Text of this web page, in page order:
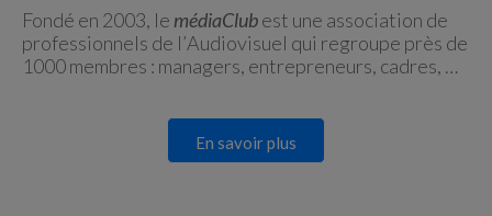
Fondé en 2003, le médiaClubest une association de
professionnels de l’Audiovisuel qui regroupe près de
1000 membres : managers, entrepreneurs, cadres, …
En savoir plus